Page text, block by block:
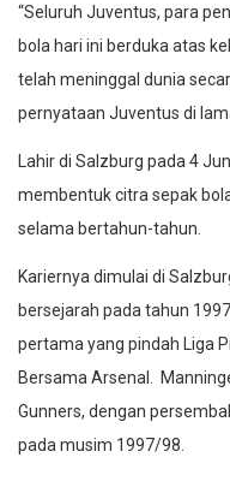
“Seluruh Juventus, para
bola hari ini berduka atas
telah meninggal dunia
pernyataan Juventus di
Lahir di Salzburg pada 4
membentuk citra sepak
selama bertahun-tahun.
Kariernya dimulai di
bersejarah pada tahun
pertama yang pindah Liga
Bersama Arsenal.
Gunners, dengan
pada musim 1997/98.